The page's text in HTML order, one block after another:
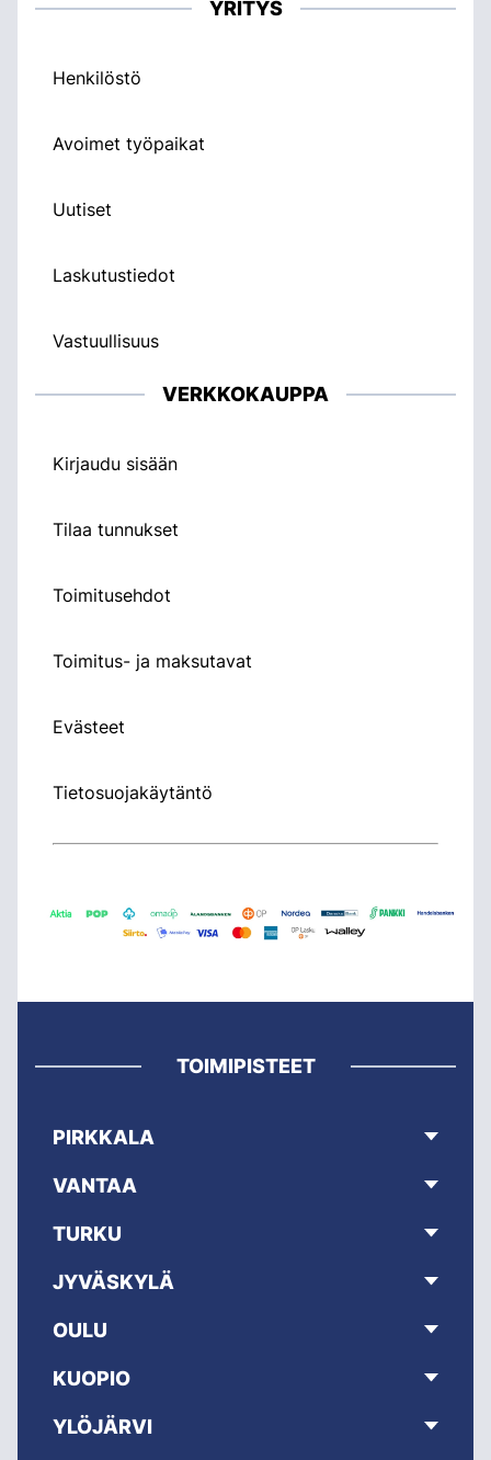
YRITYS
Henkilöstö
Avoimet työpaikat
Uutiset
Laskutustiedot
Vastuullisuus
VERKKOKAUPPA
Kirjaudu sisään
Tilaa tunnukset
Toimitusehdot
Toimitus- ja maksutavat
Evästeet
Tietosuojakäytäntö
TOIMIPISTEET
PIRKKALA
VANTAA
TURKU
JYVÄSKYLÄ
OULU
KUOPIO
YLÖJÄRVI